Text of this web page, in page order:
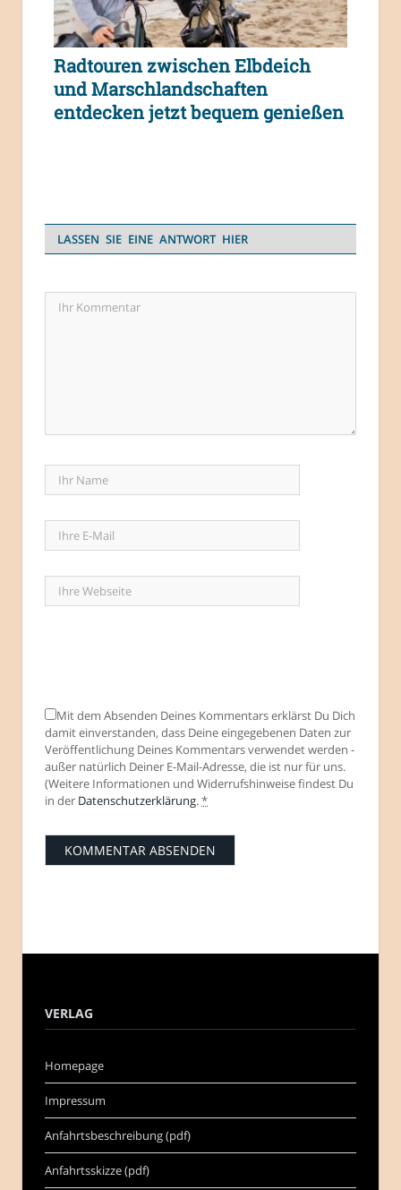
Radtouren zwischen Elbdeich
und Marschlandschaften
entdecken jetzt bequem genießen
LASSEN SIE EINE ANTWORT HIER
Mit dem Absenden Deines Kommentars erklärst Du Dich
damit einverstanden, dass Deine eingegebenen Daten zur
Veröffentlichung Deines Kommentars verwendet werden -
außer natürlich Deiner E-Mail-Adresse, die ist nur für uns.
(Weitere Informationen und Widerrufshinweise findest Du
in der Datenschutzerklärung.*
VERLAG
Homepage
Impressum
Anfahrtsbeschreibung (pdf)
Anfahrtsskizze (pdf)